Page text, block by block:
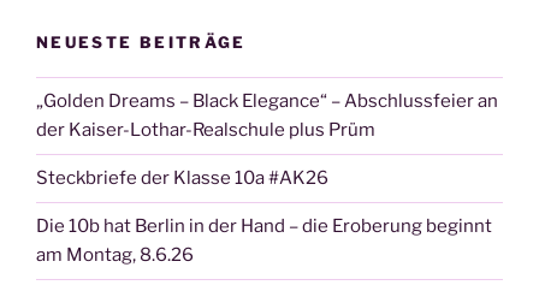
NEUESTE BEITRÄGE
„Golden Dreams – Black Elegance“ – Abschlussfeier an
der Kaiser-Lothar-Realschule plus Prüm
Steckbriefe der Klasse 10a #AK26
Die 10b hat Berlin in der Hand – die Eroberung beginnt
am Montag, 8.6.26